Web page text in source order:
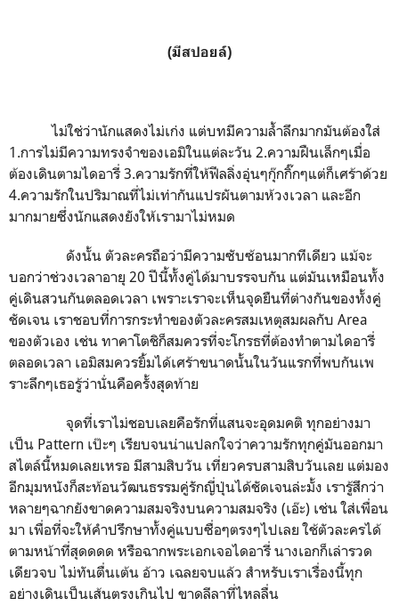
(มีสปอยล์)
ไม่ใช่ว่านักแสดงไม่เก่ง แต่บทมีความล้ำลึกมากมันต้องใส่
1.การไม่มีความทรงจำของเอมิในแต่ละวัน 2.ความฝืนเล็กๆเมื่อ
ต้องเดินตามไดอารี่ 3.ความรักที่ให้ฟีลลิ่งอุ่นๆกุ๊กกิ๊กๆแต่ก็เศร้าด้วย
4.ความรักในปริมาณที่ไม่เท่ากันแปรผันตามห้วงเวลา และอีก
มากมายซึ่งนักแสดงยังให้เรามาไม่หมด
ดังนั้น ตัวละครถือว่ามีความซับซ้อนมากทีเดียว แม้จะ
บอกว่าช่วงเวลาอายุ 20 ปีนี้ทั้งคู่ได้มาบรรจบกัน แต่มันเหมือนทั้ง
คู่เดินสวนกันตลอดเวลา เพราะเราจะเห็นจุดยืนที่ต่างกันของทั้งคู่
ชัดเจน เราชอบที่การกระทำของตัวละครสมเหตุสมผลกับ Area
ของตัวเอง เช่น ทาคาโตชิก็สมควรที่จะโกรธที่ต้องทำตามไดอารี่
ตลอดเวลา เอมิสมควรยิ้มได้เศร้าขนาดนั้นในวันแรกที่พบกันเพ
ราะลึกๆเธอรู้ว่านั่นคือครั้งสุดท้าย
จุดที่เราไม่ชอบเลยคือรักที่แสนจะอุดมคติ ทุกอย่างมา
เป็น Pattern เป๊ะๆ เรียบจนน่าแปลกใจว่าความรักทุกคู่มันออกมา
สไตล์นี้หมดเลยเหรอ มีสามสิบวัน เที่ยวครบสามสิบวันเลย แต่มอง
อีกมุมหนังก็สะท้อนวัฒนธรรมคู่รักญี่ปุ่นได้ชัดเจนล่ะมั้ง เรารู้สึกว่า
หลายๆฉากยังขาดความสมจริงบนความสมจริง (เอ๊ะ) เช่น ใส่เพื่อน
มา เพื่อที่จะให้คำปรึกษาทั้งคู่แบบซื่อๆตรงๆไปเลย ใช้ตัวละครได้
ตามหน้าที่สุดดดด หรือฉากพระเอกเจอไดอารี่ นางเอกก็เล่ารวด
เดียวจบ ไม่ทันตื่นเต้น อ้าว เฉลยจบแล้ว สำหรับเราเรื่องนี้ทุก
อย่างเดินเป็นเส้นตรงเกินไป ขาดลีลาที่ไหลลื่น